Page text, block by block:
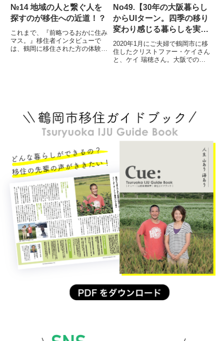
№14 地域の人と繋ぐ人を
探すのが移住への近道！？
これまで、『前略つるおかに住み
マス。』移住者インタビューで
は、鶴岡に移住された方の体験談
No49.【30年の大阪暮らし
からUIターン。四季の移り
変わり感じる暮らしを実
現】
2020年1月にご夫婦で鶴岡市に移
住したクリストファー・ケイさん
と、ケイ 瑞穂さん。大阪での都